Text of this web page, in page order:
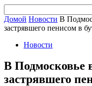
Домой Новости В
застрявшего пенисом в
Новости
В Подмосковье
застрявшего